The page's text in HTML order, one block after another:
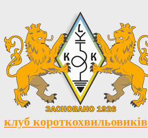
клуб короткохвильовиків